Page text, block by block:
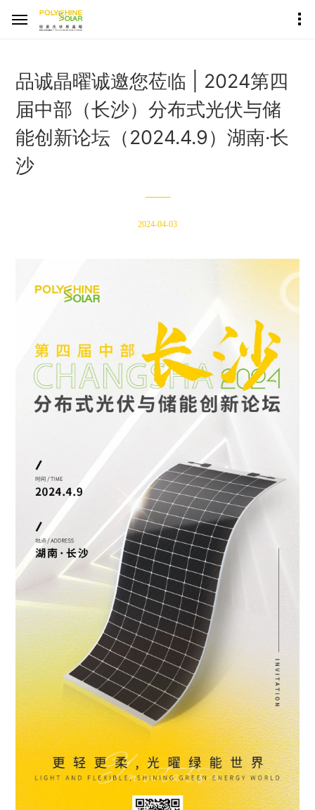
品诚晶曜诚邀您莅临 | 2024第四
届中部（长沙）分布式光伏与储
能创新论坛（2024.4.9）湖南·长
沙
2024-04-03
*姓名
*电话